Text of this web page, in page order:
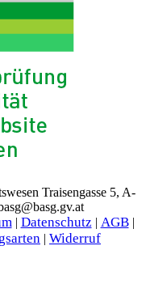
Traisengasse 5, A-
| Datenschutz | AGB|
| Widerruf